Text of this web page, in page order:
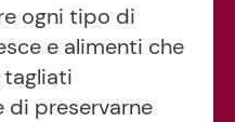
ogni tipo di
e alimenti che
tagliati
di preservarne